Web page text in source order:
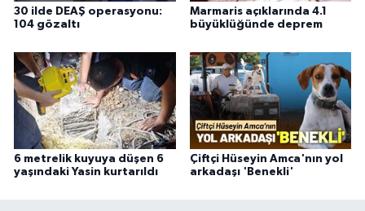
30 ilde DEAŞ operasyonu:
104 gözaltı
Marmaris açıklarında 4.1
büyüklüğünde deprem
6 metrelik kuyuya düşen 6
yaşındaki Yasin kurtarıldı
Çiftçi Hüseyin Amca'nın yol
arkadaşı 'Benekli'